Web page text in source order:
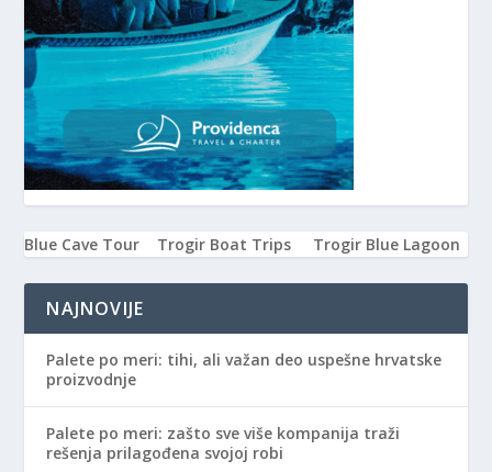
Blue Cave Tour Trogir Boat Trips Trogir Blue Lagoon
NAJNOVIJE
Palete po meri: tihi, ali važan deo uspešne hrvatske
proizvodnje
Palete po meri: zašto sve više kompanija traži
rešenja prilagođena svojoj robi